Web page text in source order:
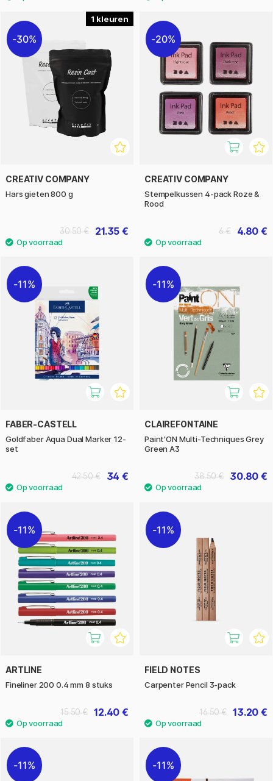
1
30%
CREATIV COMPANY
Hars gieten 800 g
21.35 €
30.50 €
20%
CREATIV COMPANY
Stempelkussen 4-pack Roze &
Rood
4.80 €
6 €
11%
FABER-CASTELL
Goldfaber Aqua Dual Marker 12-
set
34 €
42.50 €
11%
CLAIREFONTAINE
Paint'ON Multi-Techniques Grey
Green A3
30.80 €
38.50 €
11%
ARTLINE
Fineliner 200 0.4 mm 8 stuks
12.40 €
15.50 €
11%
FIELD NOTES
Carpenter Pencil 3-pack
13.20 €
16.50 €
11% 11%